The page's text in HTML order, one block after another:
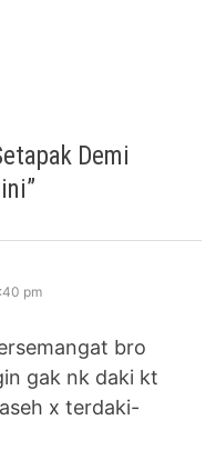
Demi
”
pm
bro
gak nk daki kt
x terdaki-